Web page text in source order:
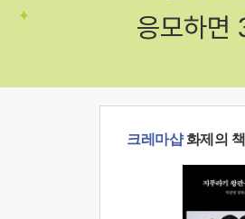
크레마샵화제의 책